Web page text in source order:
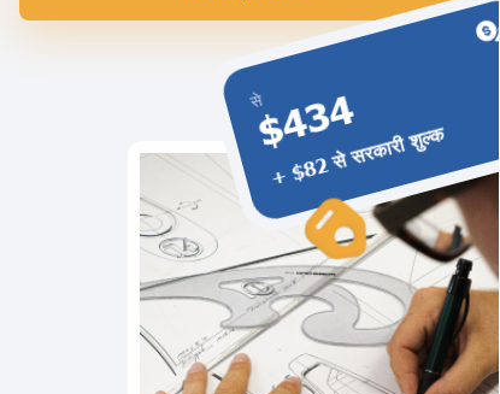
से
$434
+ $82 से सरकारी शुल्क